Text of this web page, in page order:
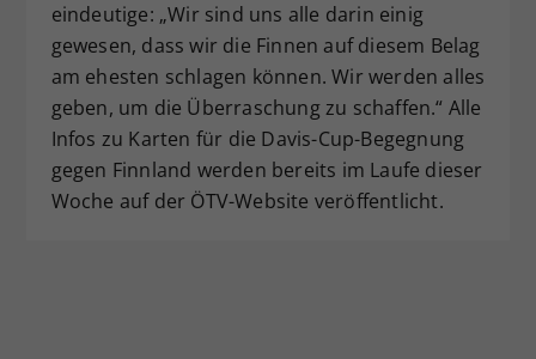
eindeutige: „Wir sind uns alle darin einig
gewesen, dass wir die Finnen auf diesem Belag
am ehesten schlagen können. Wir werden alles
geben, um die Überraschung zu schaffen.“ Alle
Infos zu Karten für die Davis-Cup-Begegnung
gegen Finnland werden bereits im Laufe dieser
Woche auf der ÖTV-Website veröffentlicht.